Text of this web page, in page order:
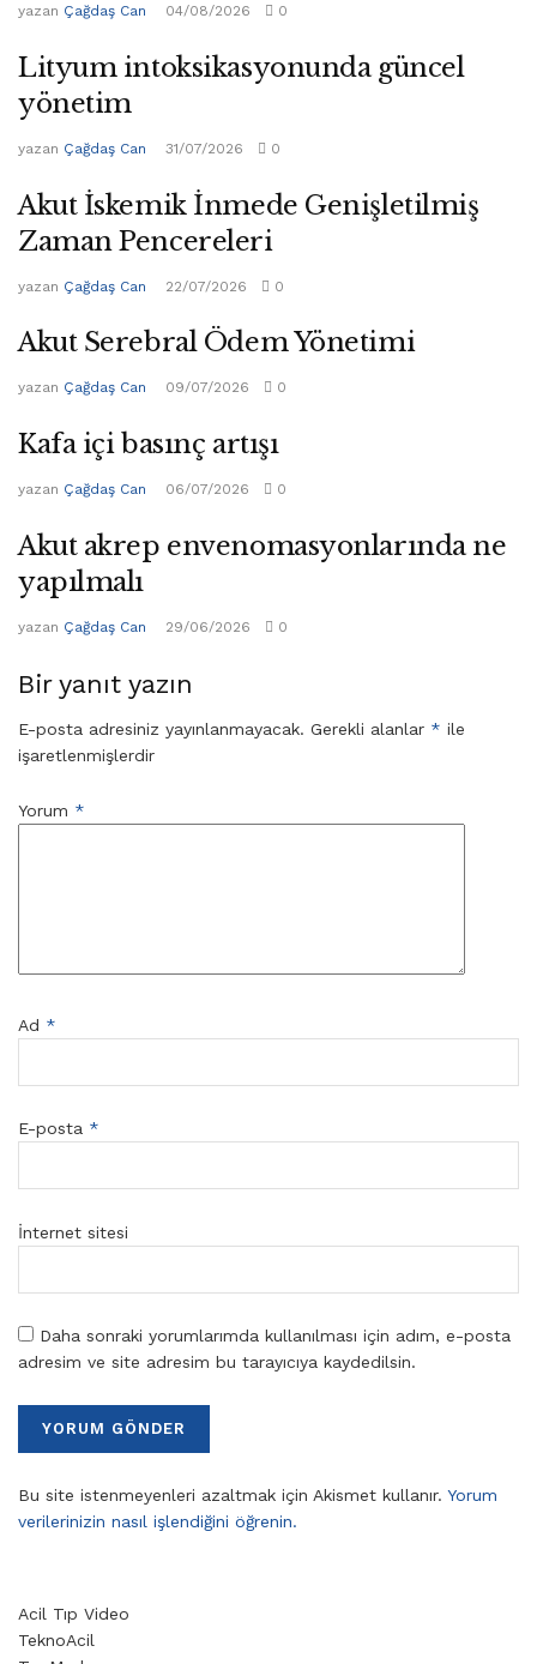
yazan Çağdaş Can 04/08/2026 0
Lityum intoksikasyonunda güncel
yönetim
yazan Çağdaş Can 31/07/2026 0
Akut İskemik İnmede Genişletilmiş
Zaman Pencereleri
yazan Çağdaş Can 22/07/2026 0
Akut Serebral Ödem Yönetimi
yazan Çağdaş Can 09/07/2026 0
Kafa içi basınç artışı
yazan Çağdaş Can 06/07/2026 0
Akut akrep envenomasyonlarında ne
yapılmalı
yazan Çağdaş Can 29/06/2026 0
Bir yanıt yazın
E-posta adresiniz yayınlanmayacak. Gerekli alanlar * ile
işaretlenmişlerdir
Yorum *
Ad *
E-posta *
İnternet sitesi
Daha sonraki yorumlarımda kullanılması için adım, e-posta
adresim ve site adresim bu tarayıcıya kaydedilsin.
Bu site istenmeyenleri azaltmak için Akismet kullanır. Yorum
verilerinizin nasıl işlendiğini öğrenin.
Acil Tıp Video
TeknoAcil